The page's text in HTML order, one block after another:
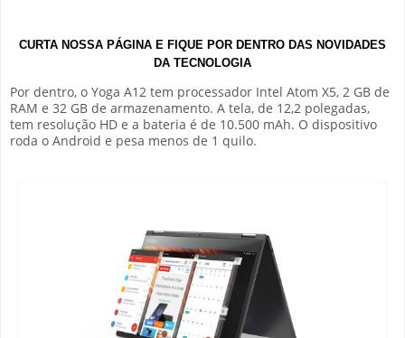
CURTA NOSSA PÁGINA E FIQUE POR DENTRO DAS NOVIDADES
DA TECNOLOGIA
Por dentro, o Yoga A12 tem processador Intel Atom X5, 2 GB de
RAM e 32 GB de armazenamento. A tela, de 12,2 polegadas,
tem resolução HD e a bateria é de 10.500 mAh. O dispositivo
roda o Android e pesa menos de 1 quilo.